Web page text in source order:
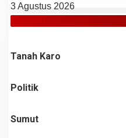
3 Agustus 2026
JELAJAH
Tanah Karo
Politik
Sumut